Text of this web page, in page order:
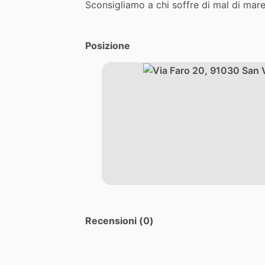
Sconsigliamo a chi soffre di mal di mare
Posizione
Recensioni (0)